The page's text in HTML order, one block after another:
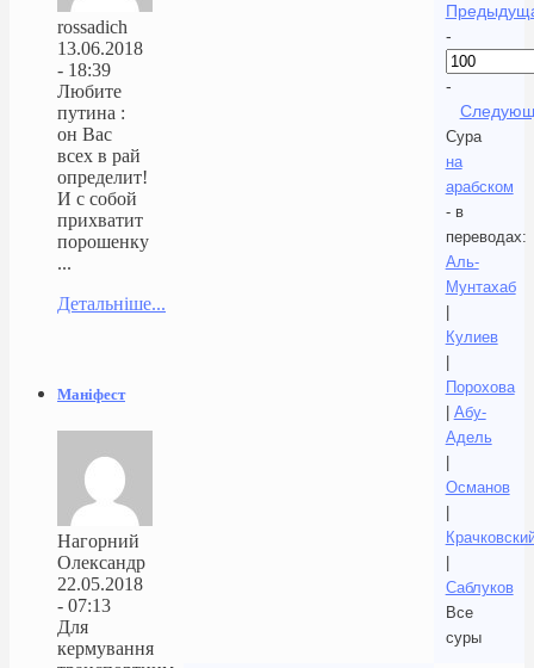
-
-
Сура
на
арабском
- в
переводах:
Аль-
Мунтахаб
Кулиев
Порохова
Абу-
Адель
Османов
Саблуков
Все
суры
rossadich
13.06.2018
- 18:39
Любите
путина :
он Вас
всех в рай
определит!
И с собой
прихватит
порошенку
...
Детальніше...
Маніфест
Нагорний
Олександр
22.05.2018
- 07:13
Для
кермування